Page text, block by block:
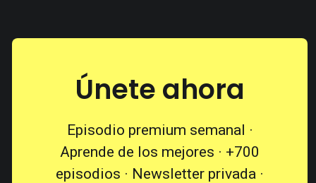
Únete ahora
Episodio premium semanal ·
Aprende de los mejores · +700
episodios · Newsletter privada ·